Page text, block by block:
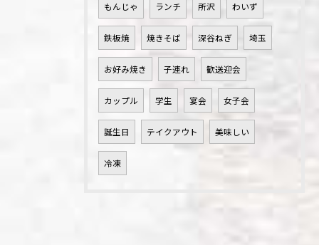
もんじゃ ランチ 所沢 わいず
鉄板焼 焼きそば 深谷ねぎ 埼玉
お好み焼き 子連れ 歓送迎会
カップル 学生 宴会 女子会
誕生日 テイクアウト 美味しい
冷凍